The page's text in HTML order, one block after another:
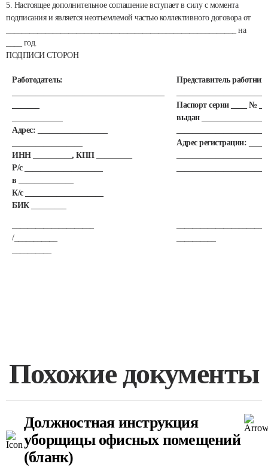
5. Настоящее дополнительное соглашение вступает в силу с момента
подписания и является неотъемлемой частью коллективного договора от
___________________________________________________________ на
____ год.
ПОДПИСИ СТОРОН
Работодатель:
Адрес: __________________
ИНН __________, КПП _________
Р/с ____________________
в ______________
К/с ____________________
БИК _________
Представитель
Паспорт серии ____ №
выдан
Адрес регистрации:
/___________
Похожие документы
Должностная инструкция
уборщицы офисных помещений
(бланк)